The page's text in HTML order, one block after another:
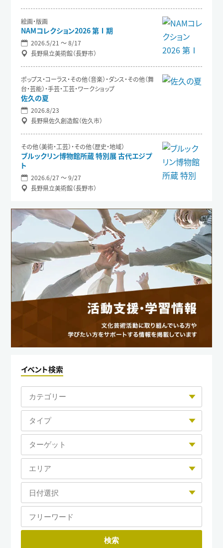
絵画・版画
NAMコレクション2026 第Ⅰ期
2026.5/21 〜 8/17
長野県立美術館（長野市）
ポップス・コーラス・その他（音楽）・ダンス・その他（舞
台・芸能）・手芸・工芸・ワークショップ
佐久の夏
2026.8/23
長野県佐久創造館（佐久市）
その他（美術・工芸）・その他（歴史・地域）
ブルックリン博物館所蔵 特別展 古代エジプ
ト
2026.6/27 〜 9/27
長野県立美術館（長野市）
イベント検索